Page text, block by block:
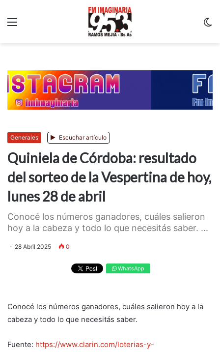
Generales Escuchar artículo
Quiniela de Córdoba: resultado
del sorteo de la Vespertina de hoy,
lunes 28 de abril
Conocé los números ganadores, cuáles salieron
hoy a la cabeza y todo lo que necesitás saber. ...
28 Abril 2025 0
WhatsApp
Conocé los números ganadores, cuáles salieron hoy a la
cabeza y todo lo que necesitás saber.
Fuente: https://www.clarin.com/loterias-y-